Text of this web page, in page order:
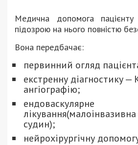
Медична допомога
підозрою на нього повністю
Вона передбачає:
первинний огляд
екстренну діагностику
ангіографію;
ендоваскулярне
лікування(малоінвазивна
судин);
нейрохірургічну